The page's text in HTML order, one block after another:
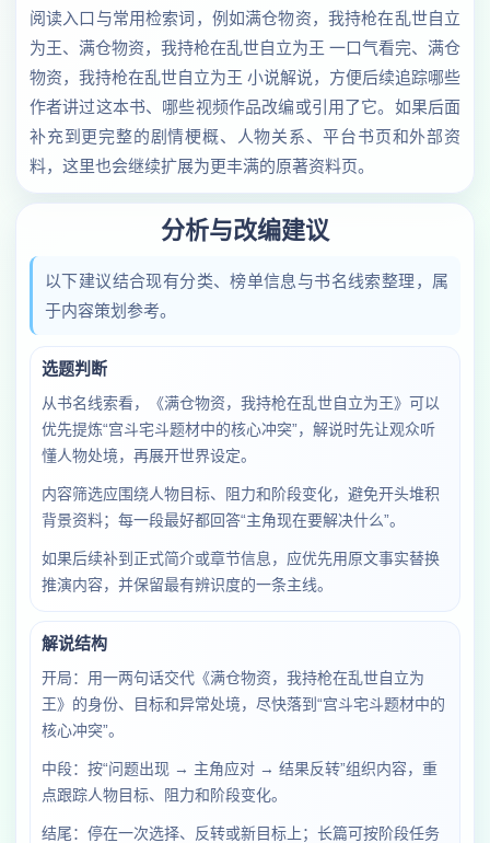
阅读入口与常用检索词，例如满仓物资，我持枪在乱世自立
为王、满仓物资，我持枪在乱世自立为王 一口气看完、满仓
物资，我持枪在乱世自立为王 小说解说，方便后续追踪哪些
作者讲过这本书、哪些视频作品改编或引用了它。如果后面
补充到更完整的剧情梗概、人物关系、平台书页和外部资
料，这里也会继续扩展为更丰满的原著资料页。
分析与改编建议
以下建议结合现有分类、榜单信息与书名线索整理，属
于内容策划参考。
选题判断
从书名线索看，《满仓物资，我持枪在乱世自立为王》可以
优先提炼“宫斗宅斗题材中的核心冲突”，解说时先让观众听
懂人物处境，再展开世界设定。
内容筛选应围绕人物目标、阻力和阶段变化，避免开头堆积
背景资料；每一段最好都回答“主角现在要解决什么”。
如果后续补到正式简介或章节信息，应优先用原文事实替换
推演内容，并保留最有辨识度的一条主线。
解说结构
开局：用一两句话交代《满仓物资，我持枪在乱世自立为
王》的身份、目标和异常处境，尽快落到“宫斗宅斗题材中的
核心冲突”。
中段：按“问题出现 → 主角应对 → 结果反转”组织内容，重
点跟踪人物目标、阻力和阶段变化。
结尾：停在一次选择、反转或新目标上；长篇可按阶段任务